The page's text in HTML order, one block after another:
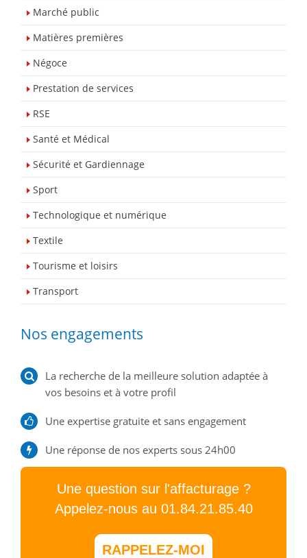
Marché public
Matières premières
Négoce
Prestation de services
RSE
Santé et Médical
Sécurité et Gardiennage
Sport
Technologique et numérique
Textile
Tourisme et loisirs
Transport
Nos engagements
La recherche de la meilleure solution adaptée à
vos besoins et à votre profil
Une expertise gratuite et sans engagement
Une réponse de nos experts sous 24h00
Une question sur l'affacturage ?
Appelez-nous au 01.84.21.85.40
RAPPELEZ-MOI